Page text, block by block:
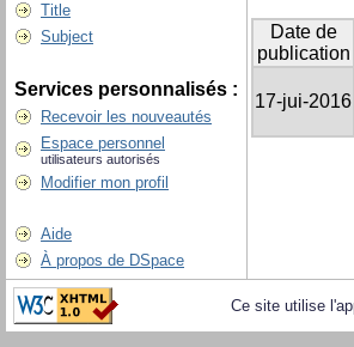
Title
Subject
Services personnalisés :
Recevoir les nouveautés
Espace personnel
utilisateurs autorisés
Modifier mon profil
Aide
À propos de DSpace
Date de
publication
17-jui-2016
Ce site utilise